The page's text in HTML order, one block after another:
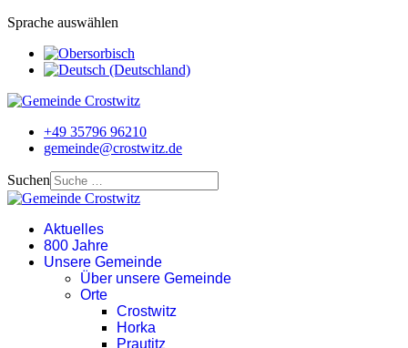
Sprache auswählen
+49 35796 96210
gemeinde@crostwitz.de
Suchen
Aktuelles
800 Jahre
Unsere Gemeinde
Über unsere Gemeinde
Orte
Crostwitz
Horka
Prautitz